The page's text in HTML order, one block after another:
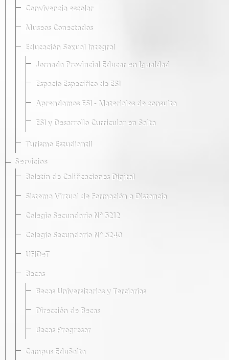
Convivencia escolar
Museos Conectados
Educación Sexual Integral
Jornada Provincial Educar en Igualdad
Espacio Específico de ESI
Aprendamos ESI - Materiales de consulta
ESI y Desarrollo Curricular en Salta
Turismo Estudiantil
Servicios
Boletín de Calificaciones Digital
Sistema Virtual de Formación a Distancia
Colegio Secundario Nº 5212
Colegio Secundario Nº 5240
UFIDeT
Becas
Becas Universitarias y Terciarias
Dirección de Becas
Becas Progresar
Campus EduSalta